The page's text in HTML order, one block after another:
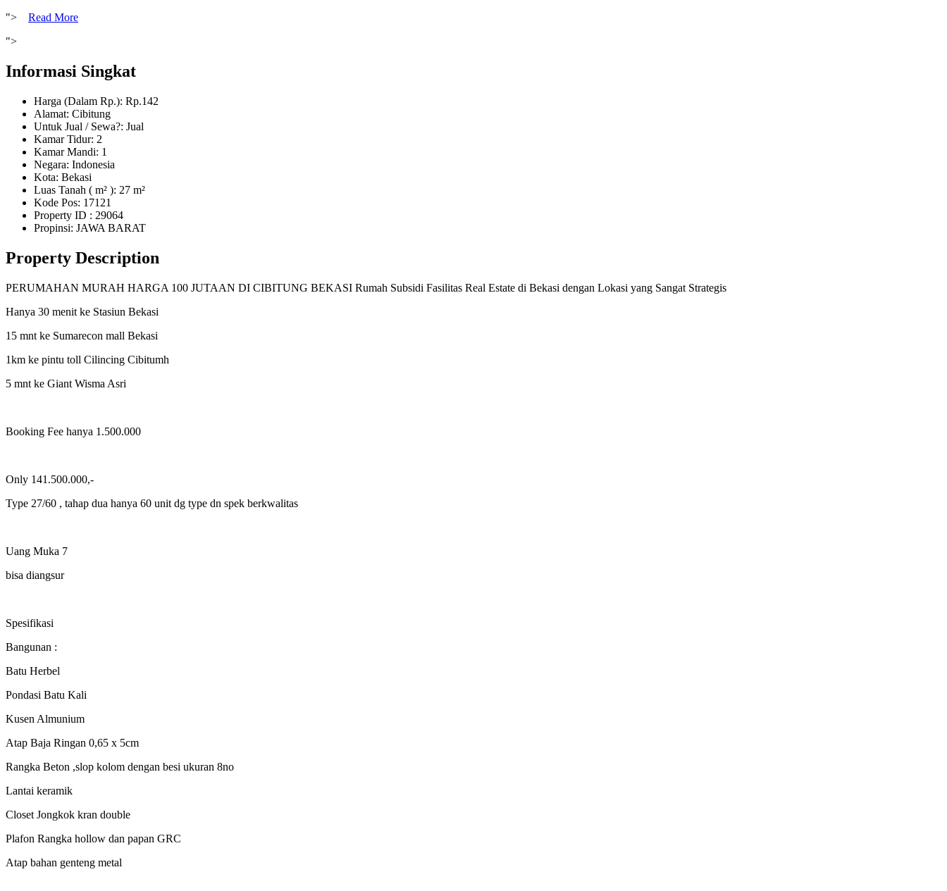
">
Read More
">
Informasi Singkat
Harga (Dalam Rp.): Rp.142
Alamat: Cibitung
Untuk Jual / Sewa?: Jual
Kamar Tidur: 2
Kamar Mandi: 1
Negara: Indonesia
Kota: Bekasi
Luas Tanah ( m² ): 27 m²
Kode Pos: 17121
Property ID : 29064
Propinsi: JAWA BARAT
Property Description
PERUMAHAN MURAH HARGA 100 JUTAAN DI CIBITUNG BEKASI Rumah Subsidi Fasilitas Real Estate di Bekasi dengan Lokasi yang Sangat Strategis
Hanya 30 menit ke Stasiun Bekasi
15 mnt ke Sumarecon mall Bekasi
1km ke pintu toll Cilincing Cibitumh
5 mnt ke Giant Wisma Asri
Booking Fee hanya 1.500.000
Only 141.500.000,-
Type 27/60 , tahap dua hanya 60 unit dg type dn spek berkwalitas
Uang Muka 7
bisa diangsur
Spesifikasi
Bangunan :
Batu Herbel
Pondasi Batu Kali
Kusen Almunium
Atap Baja Ringan 0,65 x 5cm
Rangka Beton ,slop kolom dengan besi ukuran 8no
Lantai keramik
Closet Jongkok kran double
Plafon Rangka hollow dan papan GRC
Atap bahan genteng metal